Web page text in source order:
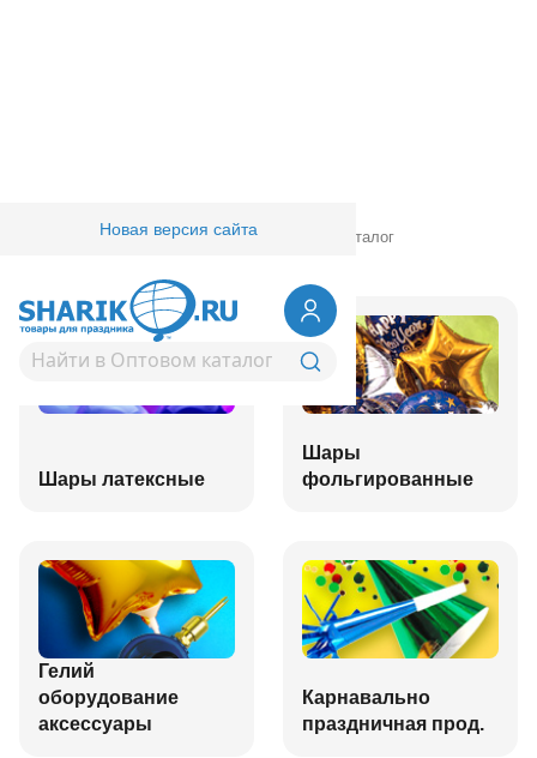
Новая версия сайта
Товары для праздника/ Оптовый каталог
Шары латексные
Шары
фольгированные
Гелий
оборудование
аксессуары
Карнавально
праздничная прод.